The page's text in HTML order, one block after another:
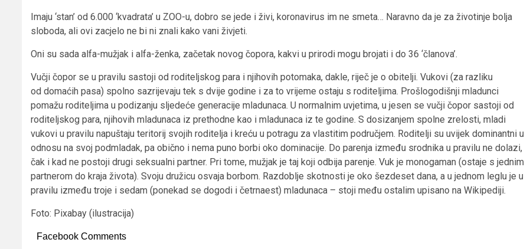
Imaju ‘stan’ od 6.000 ‘kvadrata’ u ZOO-u, dobro se jede i živi, koronavirus im ne smeta… Naravno da je za životinje bolja
sloboda, ali ovi zacjelo ne bi ni znali kako vani živjeti.
Oni su sada alfa-mužjak i alfa-ženka, začetak novog čopora, kakvi u prirodi mogu brojati i do 36 ‘članova’.
Vučji čopor se u pravilu sastoji od roditeljskog para i njihovih potomaka, dakle, riječ je o obitelji. Vukovi (za razliku
od domaćih pasa) spolno sazrijevaju tek s dvije godine i za to vrijeme ostaju s roditeljima. Prošlogodišnji mladunci
pomažu roditeljima u podizanju sljedeće generacije mladunaca. U normalnim uvjetima, u jesen se vučji čopor sastoji od
roditeljskog para, njihovih mladunaca iz prethodne kao i mladunaca iz te godine. S dosizanjem spolne zrelosti, mladi
vukovi u pravilu napuštaju teritorij svojih roditelja i kreću u potragu za vlastitim područjem. Roditelji su uvijek dominantni u
odnosu na svoj podmladak, pa obično i nema puno borbi oko dominacije. Do parenja između srodnika u pravilu ne dolazi,
čak i kad ne postoji drugi seksualni partner. Pri tome, mužjak je taj koji odbija parenje. Vuk je monogaman (ostaje s jednim
partnerom do kraja života). Svoju družicu osvaja borbom. Razdoblje skotnosti je oko šezdeset dana, a u jednom leglu je u
pravilu između troje i sedam (ponekad se dogodi i četrnaest) mladunaca – stoji među ostalim upisano na Wikipediji.
Foto: Pixabay (ilustracija)
Facebook Comments